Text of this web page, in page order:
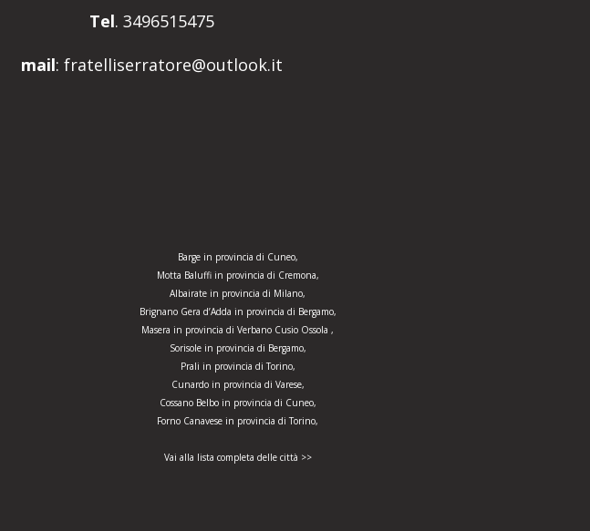
Tel. 3496515475
mail: fratelliserratore@outlook.it
Barge in provincia di Cuneo,
Motta Baluffi in provincia di Cremona,
Albairate in provincia di Milano,
Brignano Gera d’Adda in provincia di Bergamo,
Masera in provincia di Verbano Cusio Ossola ,
Sorisole in provincia di Bergamo,
Prali in provincia di Torino,
Cunardo in provincia di Varese,
Cossano Belbo in provincia di Cuneo,
Forno Canavese in provincia di Torino,
Vai alla lista completa delle città >>